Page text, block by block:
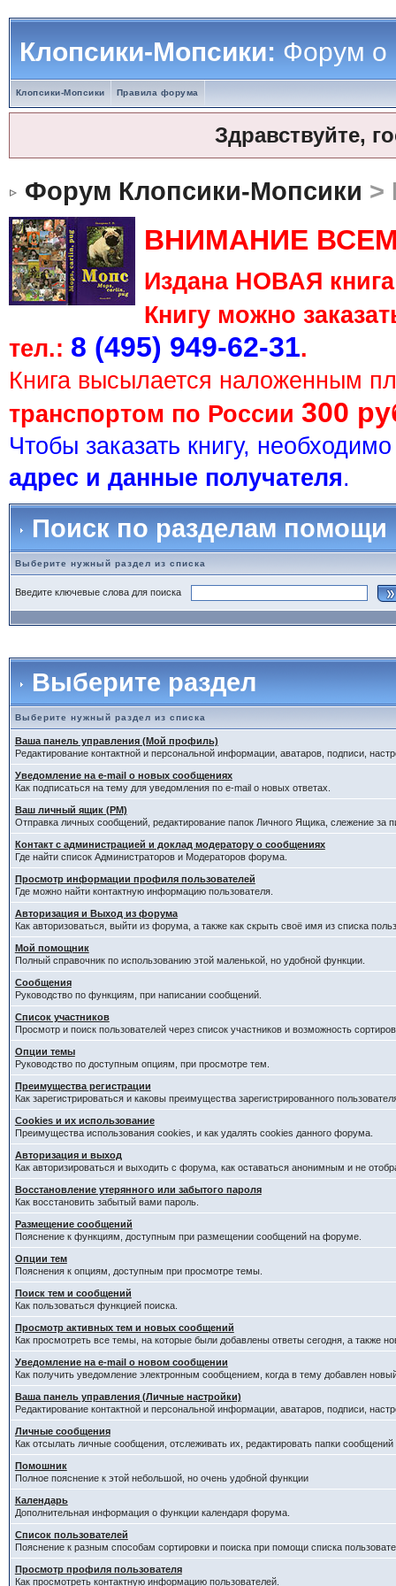
Клопсики-Мопсики:Форум о
Клопсики-Мопсики Правила форума
Здравствуйте,
Форум Клопсики-Мопсики >
ВНИМАНИЕ
Издана НОВАЯ
Книгу можно
тел.: 8 (495) 949-62-31.
Книга высылается наложенным
транспортом по России 300
Чтобы заказать книгу,
адрес и данные получателя.
Поиск по разделам помощи
Выберите нужный раздел из списка
Введите ключевые слова для поиска
Выберите раздел
Выберите нужный раздел из списка
Ваша панель управления (Мой профиль)
Редактирование контактной и персональной информации, аватаров, подписи,
Уведомление на e-mail о новых сообщениях
Как подписаться на тему для уведомления по e-mail о новых ответах.
Ваш личный ящик (PM)
Отправка личных сообщений, редактирование папок Личного Ящика, слежение за
Контакт с администрацией и доклад модератору о сообщениях
Где найти список Администраторов и Модераторов форума.
Просмотр информации профиля пользователей
Где можно найти контактную информацию пользователя.
Авторизация и Выход из форума
Как авторизоваться, выйти из форума, а также как скрыть своё имя из списка
Мой помощник
Полный справочник по использованию этой маленькой, но удобной функции.
Сообщения
Руководство по функциям, при написании сообщений.
Список участников
Просмотр и поиск пользователей через список участников и возможность
Опции темы
Руководство по доступным опциям, при просмотре тем.
Преимущества регистрации
Как зарегистрироваться и каковы преимущества зарегистрированного
Cookies и их использование
Преимущества использования cookies, и как удалять cookies данного форума.
Авторизация и выход
Как авторизироваться и выходить с форума, как оставаться анонимным и не
Восстановление утерянного или забытого пароля
Как восстановить забытый вами пароль.
Размещение сообщений
Пояснение к функциям, доступным при размещении сообщений на форуме.
Опции тем
Пояснения к опциям, доступным при просмотре темы.
Поиск тем и сообщений
Как пользоваться функцией поиска.
Просмотр активных тем и новых сообщений
Как просмотреть все темы, на которые были добавлены ответы сегодня, а также
Уведомление на е-mail о новом сообщении
Как получить уведомление электронным сообщением, когда в тему добавлен
Ваша панель управления (Личные настройки)
Редактирование контактной и персональной информации, аватаров, подписи,
Личные сообщения
Как отсылать личные сообщения, отслеживать их, редактировать папки
Помошник
Полное пояснение к этой небольшой, но очень удобной функции
Календарь
Дополнительная информация о функции календаря форума.
Список пользователей
Пояснение к разным способам сортировки и поиска при помощи списка
Просмотр профиля пользователя
Как просмотреть контактную информацию пользователей.